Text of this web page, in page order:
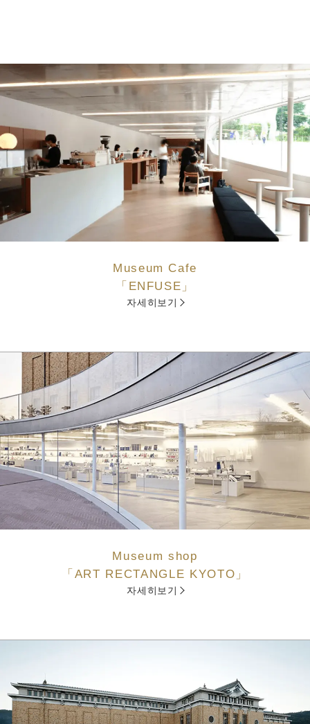
Museum Cafe
「ENFUSE」
자세히보기
Museum shop
「ART RECTANGLE KYOTO」
자세히보기